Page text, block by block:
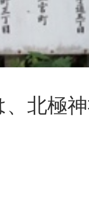
、北極